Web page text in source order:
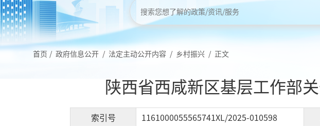
首页 / 政府信息公开 / 法定主动公开内容 / 乡村振兴 / 正文
陕西省西咸新区基层工作部
索引号 1161000055565741XL/2025-010598